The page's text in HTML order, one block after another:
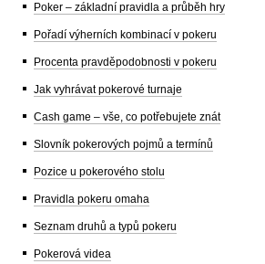
Poker – základní pravidla a průběh hry
Pořadí výherních kombinací v pokeru
Procenta pravděpodobnosti v pokeru
Jak vyhrávat pokerové turnaje
Cash game – vše, co potřebujete znát
Slovník pokerových pojmů a termínů
Pozice u pokerového stolu
Pravidla pokeru omaha
Seznam druhů a typů pokeru
Pokerová videa